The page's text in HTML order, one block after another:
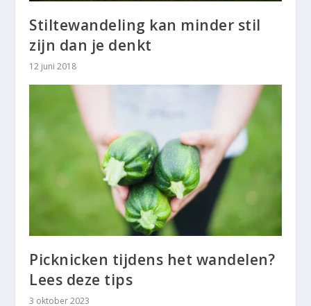
Stiltewandeling kan minder stil
zijn dan je denkt
12 juni 2018
Picknicken tijdens het wandelen?
Lees deze tips
3 oktober 2023